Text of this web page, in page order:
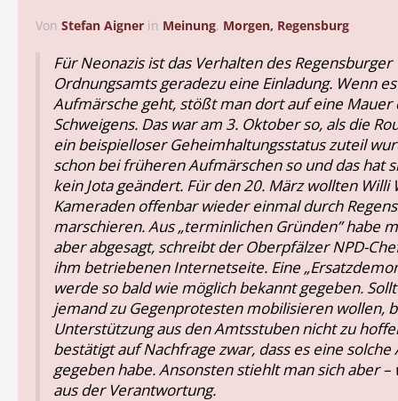
Von Stefan Aigner in Meinung, Morgen, Regensburg
Für Neonazis ist das Verhalten des Regensburger
Ordnungsamts geradezu eine Einladung. Wenn
Aufmärsche geht, stößt man dort auf eine Mauer
Schweigens. Das war am 3. Oktober so, als die
ein beispielloser Geheimhaltungsstatus zuteil
schon bei früheren Aufmärschen so und das hat
kein Jota geändert. Für den 20. März wollten Willi
Kameraden offenbar wieder einmal durch
marschieren. Aus „terminlichen Gründen” habe
aber abgesagt, schreibt der Oberpfälzer NPD-
ihm betriebenen Internetseite. Eine
werde so bald wie möglich bekannt gegeben.
jemand zu Gegenprotesten mobilisieren wollen,
Unterstützung aus den Amtsstuben nicht zu
bestätigt auf Nachfrage zwar, dass es eine solche
gegeben habe. Ansonsten stiehlt man sich aber –
aus der Verantwortung.